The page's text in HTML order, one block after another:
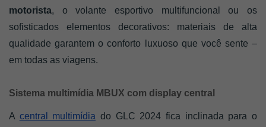
motorista, o volante esportivo multifuncional ou os
sofisticados elementos decorativos: materiais de alta
qualidade garantem o conforto luxuoso que você sente –
em todas as viagens.
Sistema multimídia MBUX com display central
A central multimídia do GLC 2024 fica inclinada para o